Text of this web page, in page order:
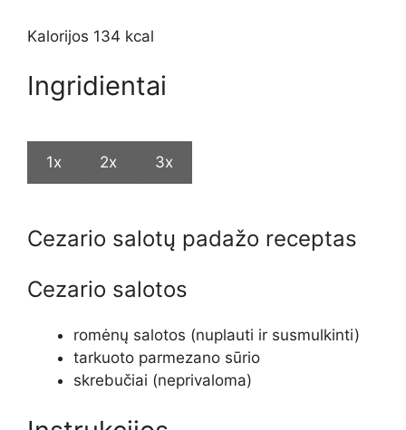
Kalorijos 134 kcal
Ingridientai
1x 2x 3x
Cezario salotų padažo receptas
Cezario salotos
romėnų salotos (nuplauti ir susmulkinti)
tarkuoto parmezano sūrio
skrebučiai (neprivaloma)